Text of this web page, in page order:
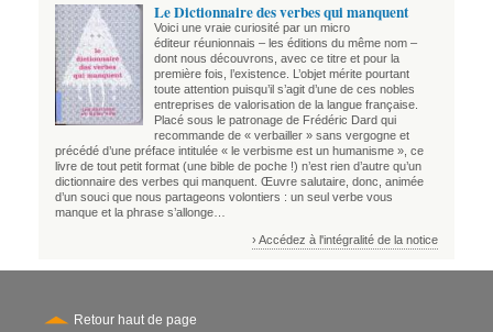
Le Dictionnaire des verbes qui manquent
Voici une vraie curiosité par un micro
éditeur réunionnais – les éditions du même nom –
dont nous découvrons, avec ce titre et pour la
première fois, l’existence. L’objet mérite pourtant
toute attention puisqu’il s’agit d’une de ces nobles
entreprises de valorisation de la langue française.
Placé sous le patronage de Frédéric Dard qui
recommande de « verbailler » sans vergogne et
précédé d’une préface intitulée « le verbisme est un humanisme », ce
livre de tout petit format (une bible de poche !) n’est rien d’autre qu’un
dictionnaire des verbes qui manquent. Œuvre salutaire, donc, animée
d’un souci que nous partageons volontiers : un seul verbe vous
manque et la phrase s’allonge…
› Accédez à l'intégralité de la notice
Retour haut de page